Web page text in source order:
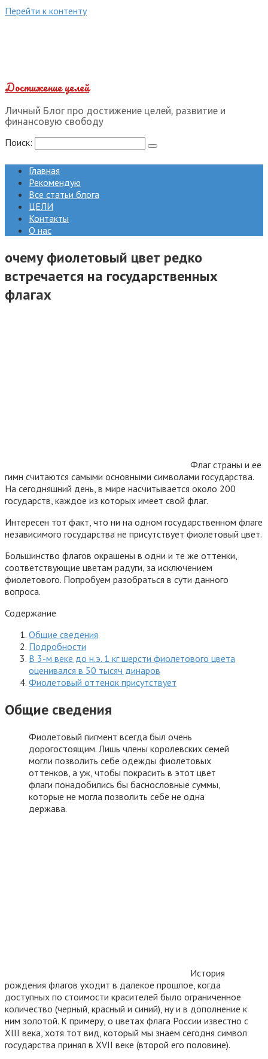
Перейти к контенту
Достижение целей
Личный Блог про достижение целей, развитие и
финансовую свободу
Поиск:
Главная
Рекомендую
Все статьи блога
ЦЕЛИ
Контакты
О нас
очему фиолетовый цвет редко
встречается на государственных
флагах
Флаг страны и ее
гимн считаются самыми основными символами государства.
На сегодняшний день, в мире насчитывается около 200
государств, каждое из которых имеет свой флаг.
Интересен тот факт, что ни на одном государственном флаге
независимого государства не присутствует фиолетовый цвет.
Большинство флагов окрашены в одни и те же оттенки,
соответствующие цветам радуги, за исключением
фиолетового. Попробуем разобраться в сути данного
вопроса.
Содержание
Общие сведения
Подробности
В 3-м веке до н.э. 1 кг шерсти фиолетового цвета
оценивался в 50 тысяч динаров
Фиолетовый оттенок присутствует
Общие сведения
Фиолетовый пигмент всегда был очень
дорогостоящим. Лишь члены королевских семей
могли позволить себе одежды фиолетовых
оттенков, а уж, чтобы покрасить в этот цвет
флаги понадобились бы баснословные суммы,
которые не могла позволить себе не одна
держава.
История
рождения флагов уходит в далекое прошлое, когда
доступных по стоимости красителей было ограниченное
количество (черный, красный и синий), ну и в дополнение к
ним золотой. К примеру, о цветах флага России известно с
XIII века, хотя тот вид, который мы знаем сегодня символ
государства принял в XVII веке (второй его половине).